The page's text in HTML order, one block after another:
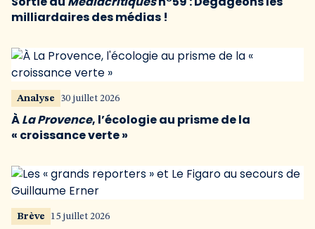
milliardaires des médias !
Analyse 30 juillet 2026
ÀLa Provence, l’écologie au prisme de la
« croissance verte »
Brève 15 juillet 2026